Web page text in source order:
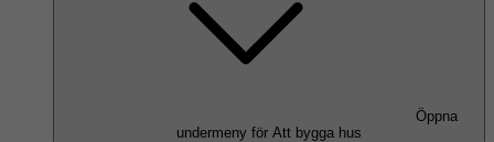
Öppna
undermeny för Att bygga hus